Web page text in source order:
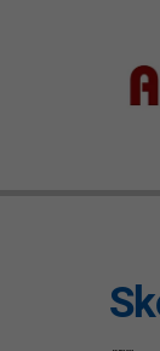
Skoda Kamiq